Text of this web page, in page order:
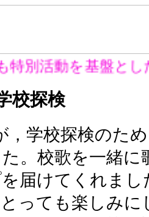
別活動を基盤とし
校探検
学校探検のた
。校歌を一緒
届けてくれま
っても楽しみに